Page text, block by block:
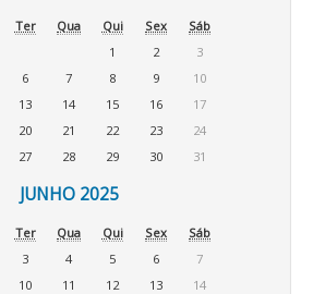
Ter Qua Qui Sex
Sáb
1
2
3
6 7 8 9
10
13 14 15 16
17
20 21 22 23
24
27 28 29 30 31
JUNHO 2025
Ter Qua Qui Sex
Sáb
3 4 5 6
7
10 11 12 13
14